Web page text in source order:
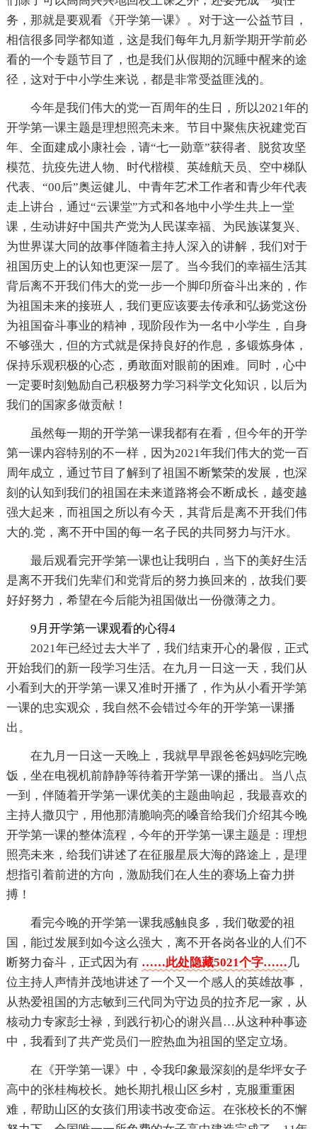
务，那就是要观看《开学第一课》。对于这一公益节目，
相信很多同学都知道，这是我们每年九月新学期开学前必
看的一个专题节目了，也是我们从假期的沉睡中醒来的途
径，这对于中小学生来说，都是非常受益匪浅的。
今年是我们伟大的党一百周年的生日，所以2021年的
开学第一课主题是理想照亮未来。节目中聚焦庆祝建党百
年、全面建成小康社会，请“七一勋章”获得者、脱贫攻坚
模范、抗疫先进人物、时代楷模、英雄航天员、空中梯队
代表、“00后”奥运健儿、中青年艺术工作者和青少年代表
走上讲台，通过“云课堂”方式和各地中小学生共上一堂
课，生动讲好中国共产党为人民谋幸福、为民族谋复兴、
为世界谋大同的故事伴随着主持人深入的讲解，我们对于
祖国历史上的认知也更深一层了。当今我们的幸福生活其
背后离不开我们伟大的党一步一个脚印所奋斗出来的，作
为祖国未来的接班人，我们更应该要去传承和弘扬党这份
为祖国奋斗事业的精神，现阶段作为一名中小学生，自身
不够强大，但的方式就是保持良好的作息，多锻炼身体，
保持乐观积极的心态，勇敢面对眼前的困难。同时，心中
一定要时刻勉励自己积极努力学习科学文化知识，以后为
我们的国家多做贡献！
虽然每一期的开学第一课我都有在看，但今年的开学
第一课内容特别的不一样，因为2021年我们伟大的党一百
周年成立，通过节目了解到了祖国不断繁荣的发展，也深
刻的认知到我们的祖国在未来道路将会不断成长，越变越
强大起来，而祖国之所以有今天，其背后是离不开我们伟
大的.党，离不开中国的每一名子民的共同努力与汗水。
最后观看完开学第一课也让我明白，当下的美好生活
是离不开我们先辈们和党背后的努力换回来的，故我们要
好好努力，希望在今后能为祖国做出一份微薄之力。
9月开学第一课观看的心得4
2021年已经过去大半了，我们结束开心的暑假，正式
开始我们的新一段学习生活。在九月一日这一天，我们从
小看到大的开学第一课又准时开播了，作为从小看开学第
一课的忠实观众，我自然不会错过今年的开学第一课播
出。
在九月一日这一天晚上，我就早早跟爸爸妈妈吃完晚
饭，坐在电视机前静静等待着开学第一课的播出。当八点
一到，伴随着开学第一课优美的主题曲响起，我最喜欢的
主持人撒贝宁，用他那清脆响亮的嗓音给我们介绍其今晚
开学第一课的整体流程，今年的开学第一课主题是：理想
照亮未来，给我们讲述了在征服星辰大海的路途上，是理
想指引着前进的方向，激励我们在人生的赛场上奋力拼
搏！
看完今晚的开学第一课我感触良多，我们敬爱的祖
国，能过发展到如今这么强大，离不开各岗各业的人们不
断努力奋斗，正式因为有 ……此处隐藏5021个字…… 几
位主持人声情并茂地讲述了一个又一个感人的英雄故事，
从热爱祖国的方志敏到三代同为守边员的拉齐尼一家，从
核动力专家彭士禄，到践行初心的谢兴昌…从这种种事迹
中，我看到了共产党员们一腔热血为祖国的坚定立场。
在《开学第一课》中，令我印象最深刻的是华坪女子
高中的张桂梅校长。她长期扎根山区乡村，克服重重困
难，帮助山区的女孩们用读书改变命运。在张校长的不懈